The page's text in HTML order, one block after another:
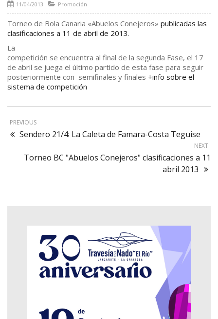
11/04/2013 Promoción
Torneo de Bola Canaria «Abuelos Conejeros» publicadas las
clasificaciones a 11 de abril de 2013.
La
competición se encuentra al final de la segunda Fase, el 17
de abril se juega el último partido de esta fase para seguir
posteriormente con semifinales y finales +info sobre el
sistema de competición
PREVIOUS
Sendero 21/4: La Caleta de Famara-Costa Teguise
NEXT
Torneo BC "Abuelos Conejeros" clasificaciones a 11
abril 2013